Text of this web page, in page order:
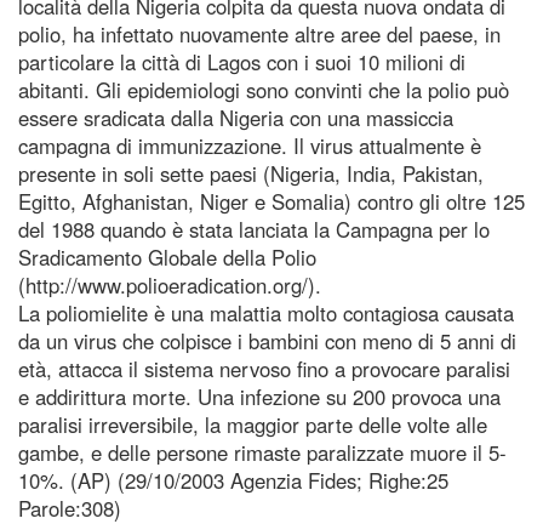
polio, ha infettato nuovamente altre aree del paese, in
particolare la città di Lagos con i suoi 10 milioni di
abitanti. Gli epidemiologi sono convinti che la polio può
essere sradicata dalla Nigeria con una massiccia
campagna di immunizzazione. Il virus attualmente è
presente in soli sette paesi (Nigeria, India, Pakistan,
Egitto, Afghanistan, Niger e Somalia) contro gli oltre 125
del 1988 quando è stata lanciata la Campagna per lo
Sradicamento Globale della Polio
(http://www.polioeradication.org/).
La poliomielite è una malattia molto contagiosa causata
da un virus che colpisce i bambini con meno di 5 anni di
età, attacca il sistema nervoso fino a provocare paralisi
e addirittura morte. Una infezione su 200 provoca una
paralisi irreversibile, la maggior parte delle volte alle
gambe, e delle persone rimaste paralizzate muore il 5-
10%. (AP) (29/10/2003 Agenzia Fides; Righe:25
Parole:308)